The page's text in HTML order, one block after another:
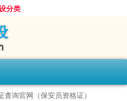
分类
查询官网（保安员资格证）